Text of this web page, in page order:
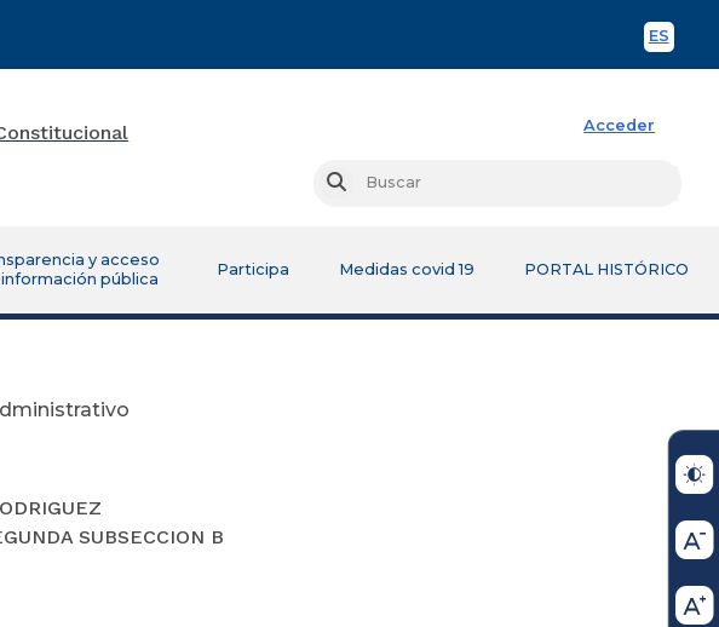
ES
Acceder
Buscar
y acceso
información pública
Participa Medidas covid 19 PORTAL HISTÓRICO
SUBSECCION B